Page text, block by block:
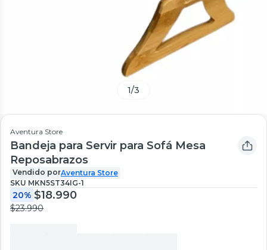
1/3
Aventura Store
Bandeja para Servir para Sofá Mesa
Reposabrazos
Vendido porAventura Store
SKU MKN5ST34IG-1
20% $18.990
$23.990